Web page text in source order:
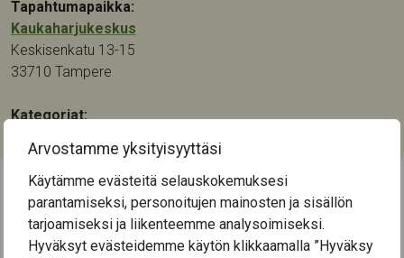
Arvostamme yksityisyyttäsi
Käytämme evästeitä selauskokemuksesi
parantamiseksi, personoitujen mainosten ja sisällön
tarjoamiseksi ja liikenteemme analysoimiseksi.
Hyväksyt evästeidemme käytön klikkaamalla ”Hyväksy
Tapahtumapaikka:
Kaukaharjukeskus
Keskisenkatu 13-15
33710 Tampere
Kategoriat:
← Näytä kaikki tapahtumat